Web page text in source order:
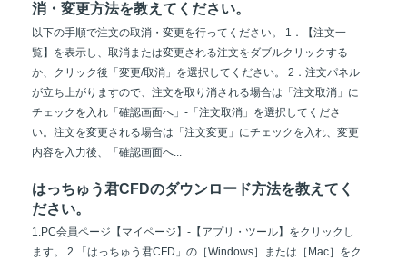
消・変更方法を教えてください。
以下の手順で注文の取消・変更を行ってください。 1．【注文一
覧】を表示し、取消または変更される注文をダブルクリックする
か、クリック後「変更/取消」を選択してください。 2．注文パネル
が立ち上がりますので、注文を取り消される場合は「注文取消」に
チェックを入れ「確認画面へ」-「注文取消」を選択してくださ
い。注文を変更される場合は「注文変更」にチェックを入れ、変更
内容を入力後、「確認画面へ...
はっちゅう君CFDのダウンロード方法を教えてく
ださい。
1.PC会員ページ【マイページ】-【アプリ・ツール】をクリックし
ます。 2.「はっちゅう君CFD」の［Windows］または［Mac］をク